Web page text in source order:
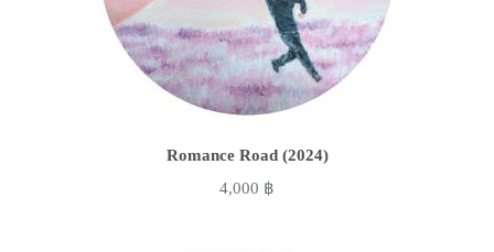
Romance Road (2024)
4,000 ฿